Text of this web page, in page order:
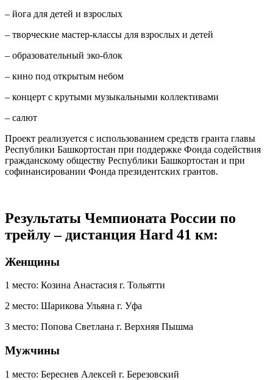
– йога для детей и взрослых
– творческие мастер-классы для взрослых и детей
– образовательный эко-блок
– кино под открытым небом
– концерт с крутыми музыкальными коллективами
– салют
Проект реализуется с использованием средств гранта главы
Республики Башкортостан при поддержке Фонда содействия
гражданскому обществу Республики Башкортостан и при
софинансировании Фонда президентских грантов.
Результаты Чемпионата России по
трейлу – дистанция Hard 41 км:
Женщины
1 место: Козина Анастасия г. Тольятти
2 место: Шарикова Ульяна г. Уфа
3 место: Попова Светлана г. Верхняя Пышма
Мужчины
1 место: Береснев Алексей г. Березовский